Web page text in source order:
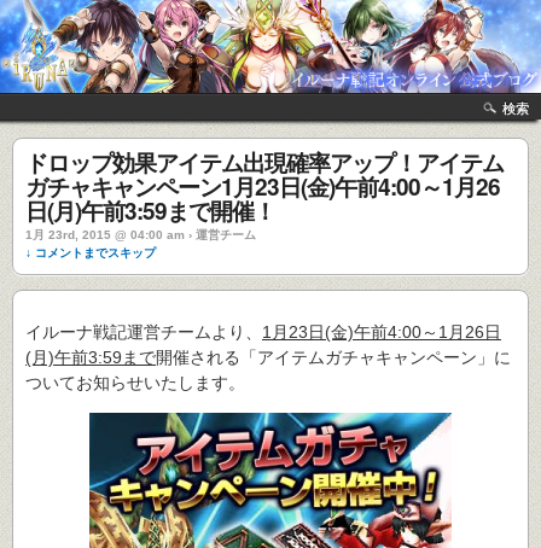
検索
ドロップ効果アイテム出現確率アップ！アイテム
ガチャキャンペーン1月23日(金)午前4:00～1月26
日(月)午前3:59まで開催！
1月 23rd, 2015 @ 04:00 am › 運営チーム
↓ コメントまでスキップ
イルーナ戦記運営チームより、 1月23日(金)午前4:00～1月26日
(月)午前3:59まで開催される「アイテムガチャキャンペーン」に
ついてお知らせいたします。